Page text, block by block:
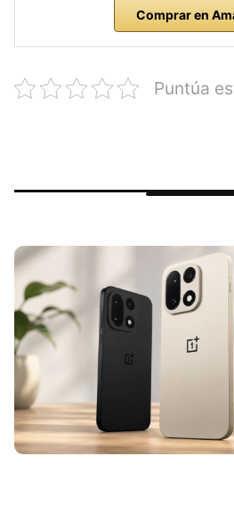
Comprar en
Puntúa